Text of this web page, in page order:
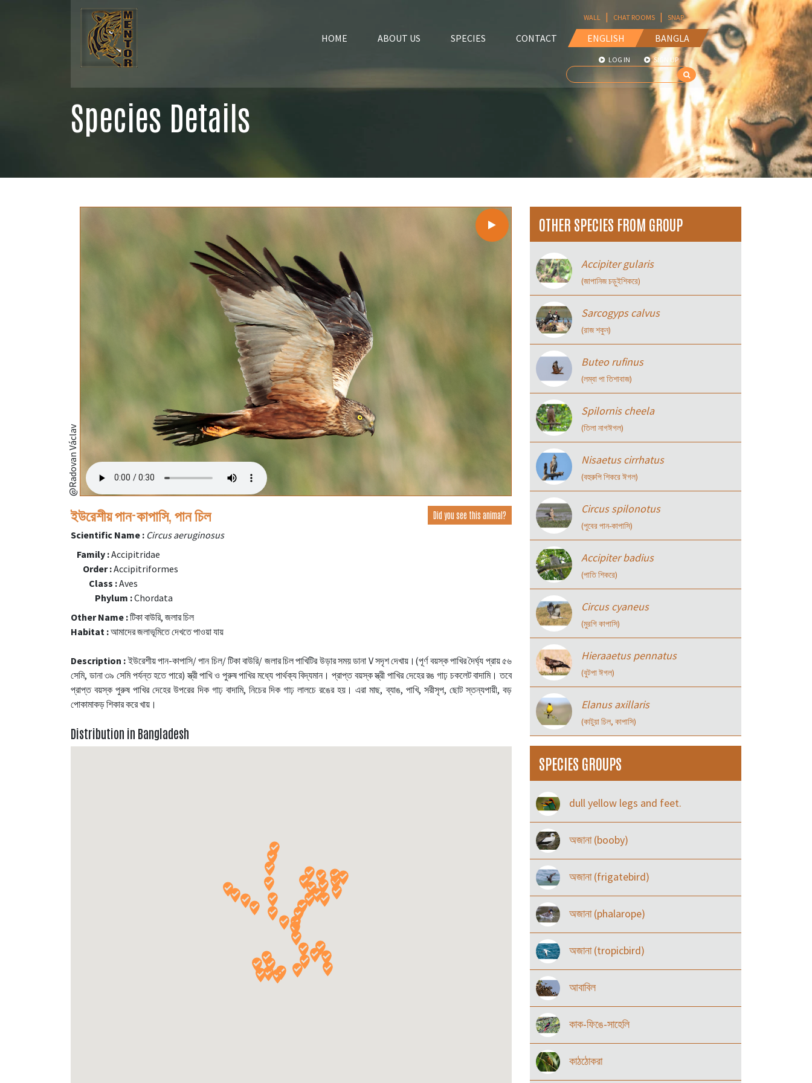
HOME ABOUT US SPECIES CONTACT ENGLISH BANGLA
WALL | CHAT ROOMS | SNAP
LOG IN SIGN UP
Species Details
@Radovan Václav
ইউরেশীয় পান-কাপাসি, পান চিল Did you see this animal?
Scientific Name : Circus aeruginosus
Family :Accipitridae
Order :Accipitriformes
Class :Aves
Phylum :Chordata
Other Name :টিকা বাউরি, জলার চিল
Habitat :আমাদের জলাভূমিতে দেখতে পাওয়া যায়
Description :ইউরেশীয় পান-কাপাসি/ পান চিল/ টিকা বাউরি/ জলার চিল পাখিটির উড়ার সময় ডানা V সদৃশ দেখায়।(পূর্ণ বয়স্ক পাখির দৈর্ঘ্য প্রায় ৫৬
সেমি, ডানা ৩৯ সেমি পর্যন্ত হতে পারে) স্ত্রী পাখি ও পুরুষ পাখির মধ্যে পার্থক্য বিদ্যমান। প্রাপ্ত বয়স্ক স্ত্রী পাখির দেহের রঙ গাঢ় চকলেট বাদামি। তবে
প্রাপ্ত বয়স্ক পুরুষ পাখির দেহের উপরের দিক গাঢ় বাদামি, নিচের দিক গাঢ় লালচে রঙের হয়। এরা মাছ, ব্যাঙ, পাখি, সরীসৃপ, ছোট স্তন্যপায়ী, বড়
পোকামাকড় শিকার করে খায়।
Distribution in Bangladesh
OTHER SPECIES FROM GROUP
Accipiter gularis
(জাপানিজ চড়ুইশিকরে)
Sarcogyps calvus
(রাজ শকুন)
Buteo rufinus
(লম্বা পা তিশাবাজ)
Spilornis cheela
(তিলা নাগঈগল)
Nisaetus cirrhatus
(বহুরুপি শিকরে ঈগল)
Circus spilonotus
(পুবের পান-কাপাসি)
Accipiter badius
(পাতি শিকরে)
Circus cyaneus
(মুরগি কাপাসি)
Hieraaetus pennatus
(বুটপা ঈগল)
Elanus axillaris
(কাটুয়া চিল, কাপাসি)
SPECIES GROUPS
dull yellow legs and feet.
অজানা (booby)
অজানা (frigatebird)
অজানা (phalarope)
অজানা (tropicbird)
আবাবিল
কাক-ফিঙে-সাহেলি
কাঠঠোকরা